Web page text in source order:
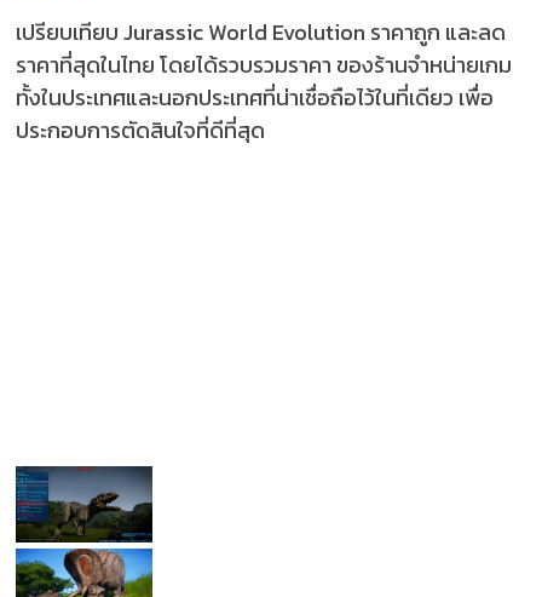
เปรียบเทียบ Jurassic World Evolution ราคาถูก และลด
ราคาที่สุดในไทย โดยได้รวบรวมราคา ของร้านจำหน่ายเกม
ทั้งในประเทศและนอกประเทศที่น่าเชื่อถือไว้ในที่เดียว เพื่อ
ประกอบการตัดสินใจที่ดีที่สุด